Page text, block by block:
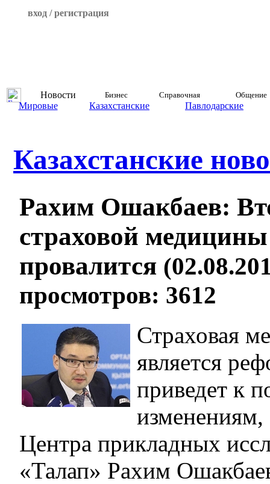
вход / регистрация
Новости Бизнес Справочная Общение
Мировые Казахстанские Павлодарские
Казахстанские
Рахим Ошакбаев:
страховой
провалится
просмотров: 3612
Страховая
является
приведет к
изменениям,
Центра прикладных
«Талап» Рахим